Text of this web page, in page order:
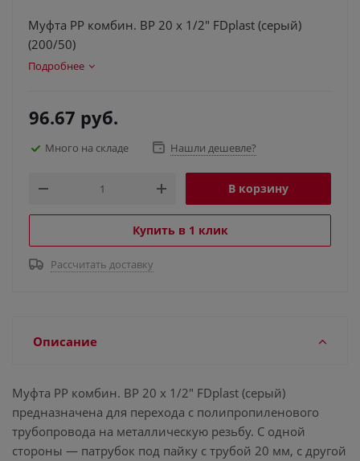
Муфта PP комбин. ВР 20 х 1/2" FDplast (серый)
(200/50)
Подробнее
96.67 руб.
Много на складе Нашли дешевле?
В корзину
Купить в 1 клик
Рассчитать доставку
Описание
Муфта PP комбин. ВР 20 х 1/2" FDplast (серый)
предназначена для перехода с полипропиленового
трубопровода на металлическую резьбу. С одной
стороны — патрубок под пайку с трубой 20 мм, с другой